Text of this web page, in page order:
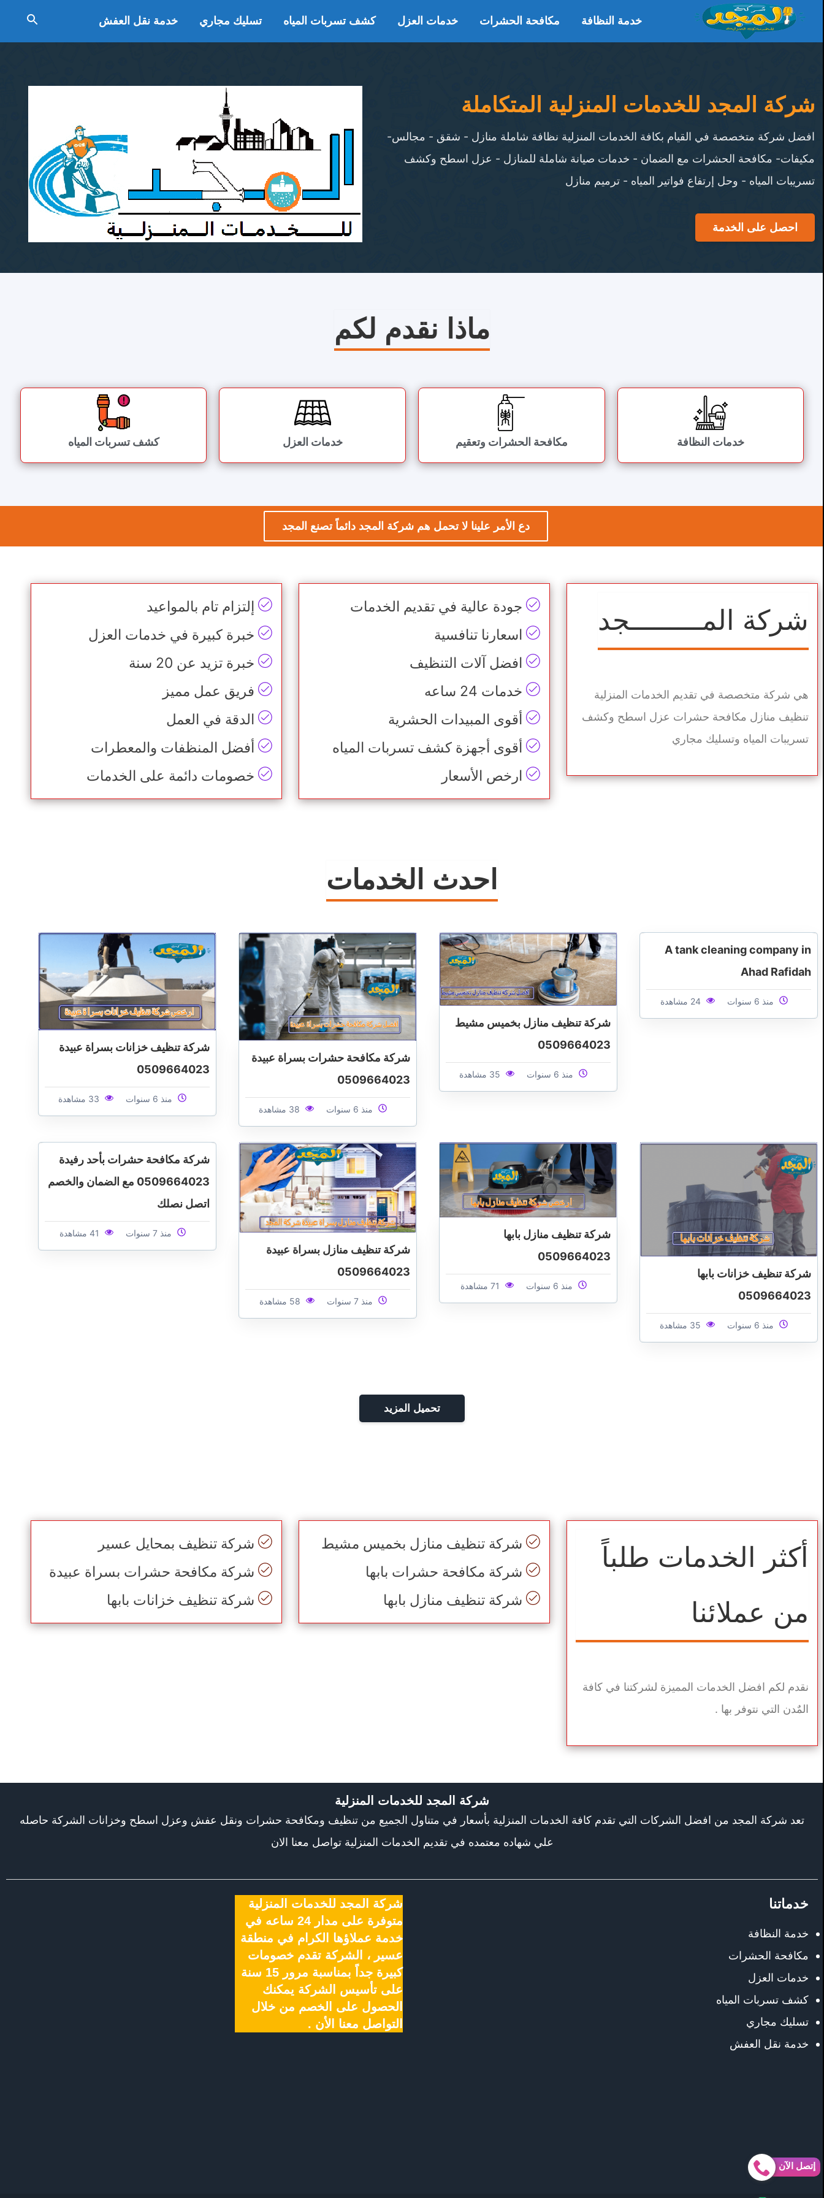
Skip
خدمة النظافة مكافحة الحشرات خدمات العزل كشف تسربات المياه تسليك مجاري خدمة نقل العفش
خدمات العزل
كشف تسربات المياه
تسليك مجاري
عن
شركة المجد للخدمات المنزلية المتكاملة
افضل شركة متخصصة في القيام بكافة الخدمات المنزلية نظافة شاملة منازل - شقق - مجالس-
مكيفات- مكافحة الحشرات مع الضمان - خدمات صيانة شاملة للمنازل - عزل اسطح وكشف
تسريبات المياه - وحل إرتفاع فواتير المياه - ترميم منازل
احصل على الخدمة
ماذا نقدم لكم
خدمات النظافة مكافحة الحشرات وتعقيم خدمات العزل كشف تسربات المياه
دع الأمر علينا لا تحمل هم شركة المجد دائماً تصنع المجد
شركة المـــــــــجد
هي شركة متخصصة في تقديم الخدمات المنزلية
تنظيف منازل مكافحة حشرات عزل اسطح وكشف
تسريبات المياه وتسليك مجاري
جودة عالية في تقديم الخدمات
اسعارنا تنافسية
افضل آلات التنظيف
خدمات 24 ساعه
أقوى المبيدات الحشرية
أقوى أجهزة كشف تسربات المياه
ارخص الأسعار
إلتزام تام بالمواعيد
خبرة كبيرة في خدمات العزل
خبرة تزيد عن 20 سنة
فريق عمل مميز
الدقة في العمل
أفضل المنظفات والمعطرات
خصومات دائمة على الخدمات
احدث الخدمات
A tank cleaning company in
Ahad Rafidah
منذ 6 سنوات 24 مشاهدة
شركة تنظيف منازل بخميس مشيط
0509664023
منذ 6 سنوات
شركة مكافحة حشرات بسراة عبيدة
0509664023
منذ 6 سنوات
شركة تنظيف خزانات بسراة عبيدة
0509664023
منذ 6 سنوات
شركة تنظيف خزانات بابها
0509664023
منذ 6 سنوات
شركة تنظيف منازل بابها
0509664023
منذ 6 سنوات
شركة تنظيف منازل بسراة عبيدة
0509664023
منذ 7 سنوات
شركة مكافحة حشرات بأحد رفيدة
0509664023 مع الضمان والخصم
اتصل نصلك
منذ 7 سنوات
تحميل المزيد
أكثر الخدمات طلباً
من عملائنا
نقدم لكم افضل الخدمات المميزة لشركتنا في كافة
المٌدن التي نتوفر بها .
شركة تنظيف منازل بخميس مشيط
شركة مكافحة حشرات بابها
شركة تنظيف منازل بابها
شركة تنظيف بمحايل عسير
شركة مكافحة حشرات بسراة عبيدة
شركة تنظيف خزانات بابها
شركة المجد للخدمات المنزلية
تعد شركة المجد من افضل الشركات التي تقدم كافة الخدمات المنزلية بأسعار في متناول الجميع من تنظيف ومكافحة حشرات ونقل عفش وعزل اسطح وخزانات الشركة حاصله
علي شهاده معتمده في تقديم الخدمات المنزلية تواصل معنا الان
خدماتنا
خدمة النظافة
مكافحة الحشرات
خدمات العزل
كشف تسربات المياه
تسليك مجاري
خدمة نقل العفش
شركة المجد للخدمات المنزلية
متوفرة على مدار 24 ساعه في
خدمة عملاؤها الكرام في منطقة
عسير ، الشركة تقدم خصومات
كبيرة جداً بمناسبة مرور 15 سنة
على تأسيس الشركة يمكنك
الحصول على الخصم من خلال
التواصل معنا الأن .
إتصل الآن